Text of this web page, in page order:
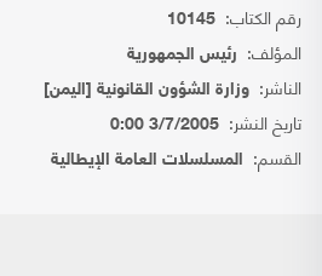
رقم الكتاب: 10145
المؤلف: رئيس الجمهورية
الناشر: وزارة الشؤون القانونية [اليمن]
تاريخ النشر: 3/7/2005 0:00
القسم: المسلسلات العامة الإيطالية